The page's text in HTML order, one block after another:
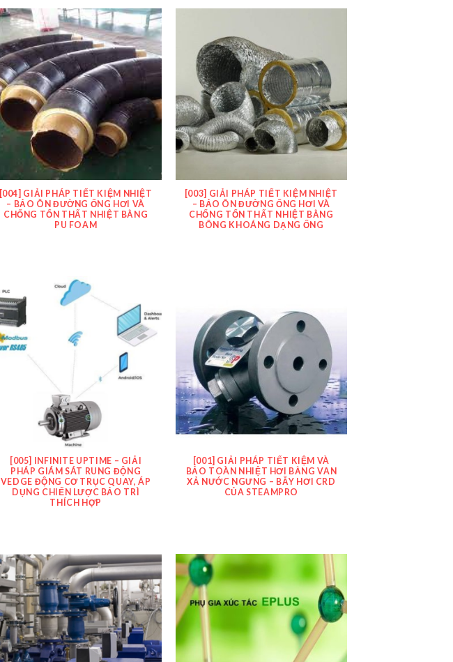
[004] GIẢI PHÁP TIẾT KIỆM NHIỆT
– BẢO ÔN ĐƯỜNG ỐNG HƠI VÀ
CHỐNG TỔN THẤT NHIỆT BẰNG
PU FOAM
[003] GIẢI PHÁP TIẾT KIỆM NHIỆT
– BẢO ÔN ĐƯỜNG ỐNG HƠI VÀ
CHỐNG TỔN THẤT NHIỆT BẰNG
BÔNG KHOÁNG DẠNG ỐNG
[005] INFINITE UPTIME – GIẢI
PHÁP GIÁM SÁT RUNG ĐỘNG
VEDGE ĐỘNG CƠ TRỤC QUAY, ÁP
DỤNG CHIẾN LƯỢC BẢO TRÌ
THÍCH HỢP
[001] GIẢI PHÁP TIẾT KIỆM VÀ
BẢO TOÀN NHIỆT HƠI BẰNG VAN
XẢ NƯỚC NGƯNG – BẪY HƠI CRD
CỦA STEAMPRO